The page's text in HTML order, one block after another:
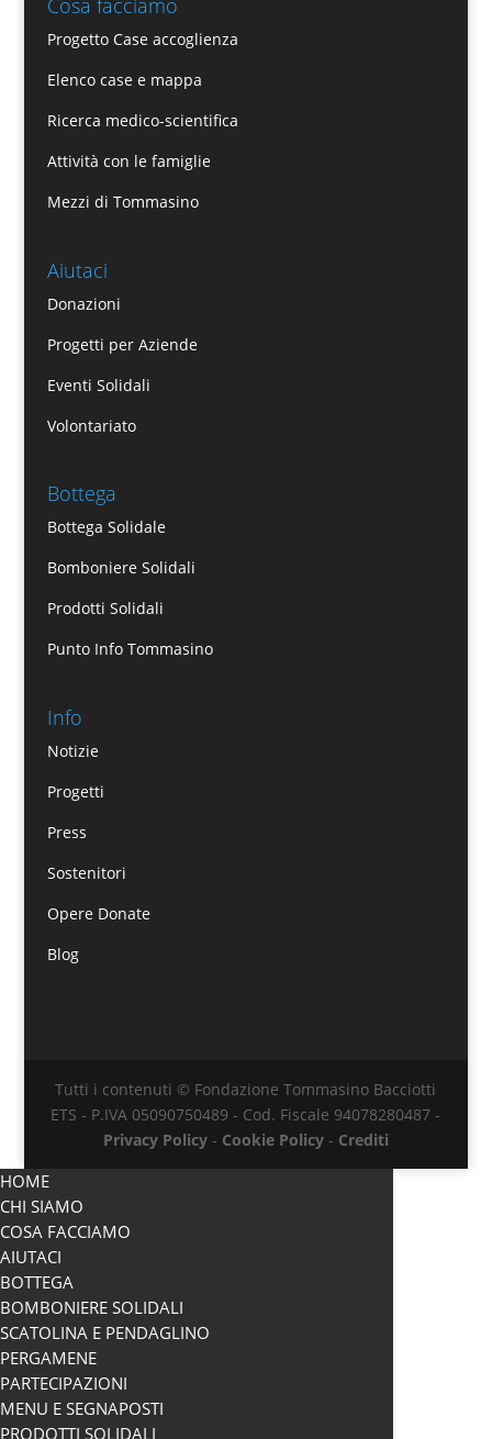
Cosa facciamo
Progetto Case accoglienza
Elenco case e mappa
Ricerca medico-scientifica
Attività con le famiglie
Mezzi di Tommasino
Aiutaci
Donazioni
Progetti per Aziende
Eventi Solidali
Volontariato
Bottega
Bottega Solidale
Bomboniere Solidali
Prodotti Solidali
Punto Info Tommasino
Info
Notizie
Progetti
Press
Sostenitori
Opere Donate
Blog
Tutti i contenuti © Fondazione Tommasino Bacciotti
ETS - P.IVA 05090750489 - Cod. Fiscale 94078280487 -
Privacy Policy- Cookie Policy- Crediti
HOME
CHI SIAMO
COSA FACCIAMO
AIUTACI
BOTTEGA
BOMBONIERE SOLIDALI
SCATOLINA E PENDAGLINO
PERGAMENE
PARTECIPAZIONI
MENU E SEGNAPOSTI
PRODOTTI SOLIDALI